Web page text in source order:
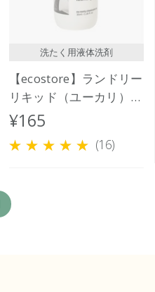
洗たく用液体洗剤
【ecostore】ランドリー
リキッド（ユーカリ）ミ
ニ 35mL
¥165
(16)